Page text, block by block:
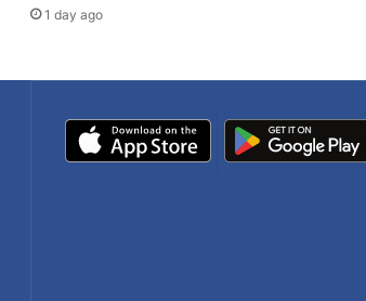
1 day ago